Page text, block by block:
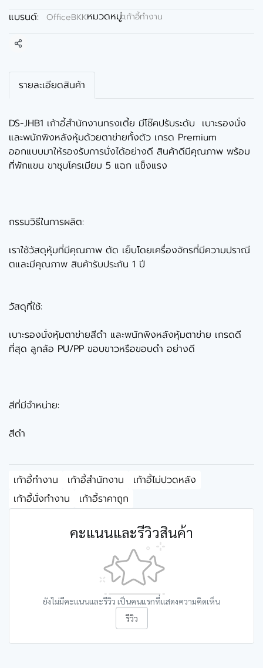
แบรนด์:
OfficeBKKหมวดหมู่:เก้าอี้ทำงาน
แชร์
รายละเอียดสินค้า
DS-JHB1 เก้าอี้สำนักงานทรงเตี้ย มีโช๊คปรับระดับ เบาะรองนั่ง
และพนักพิงหลังหุ้มด้วยตาข่ายทั้งตัว เกรด Premium
ออกแบบมาให้รองรับการนั่งได้อย่างดี สินค้าดีมีคุณภาพ พร้อม
ที่พักแขน ขาชุบโครเมียม 5 แฉก แข็งแรง
กรรมวิธีในการผลิต:
เราใช้วัสดุหุ้มที่มีคุณภาพ ตัด เย็บโดยเครื่องจักรที่มีความปราณี
ตและมีคุณภาพ สินค้ารับประกัน 1 ปี
วัสดุที่ใช้:
เบาะรองนั่งหุ้มตาข่ายสีดำ และพนักพิงหลังหุ้มตาข่าย เกรดดี
ที่สุด ลูกล้อ PU/PP ขอบขาวหรือขอบดำ อย่างดี
สีที่มีจำหน่าย:
สีดำ
เก้าอี้ทำงาน เก้าอี้สำนักงาน
เก้าอี้ไม่ปวดหลัง
เก้าอี้นั่งทำงาน
เก้าอี้ราคาถูก
คะแนนและรีวิวสินค้า
ยังไม่มีคะแนนและรีวิว เป็นคนแรกที่แสดงความคิดเห็น
รีวิว